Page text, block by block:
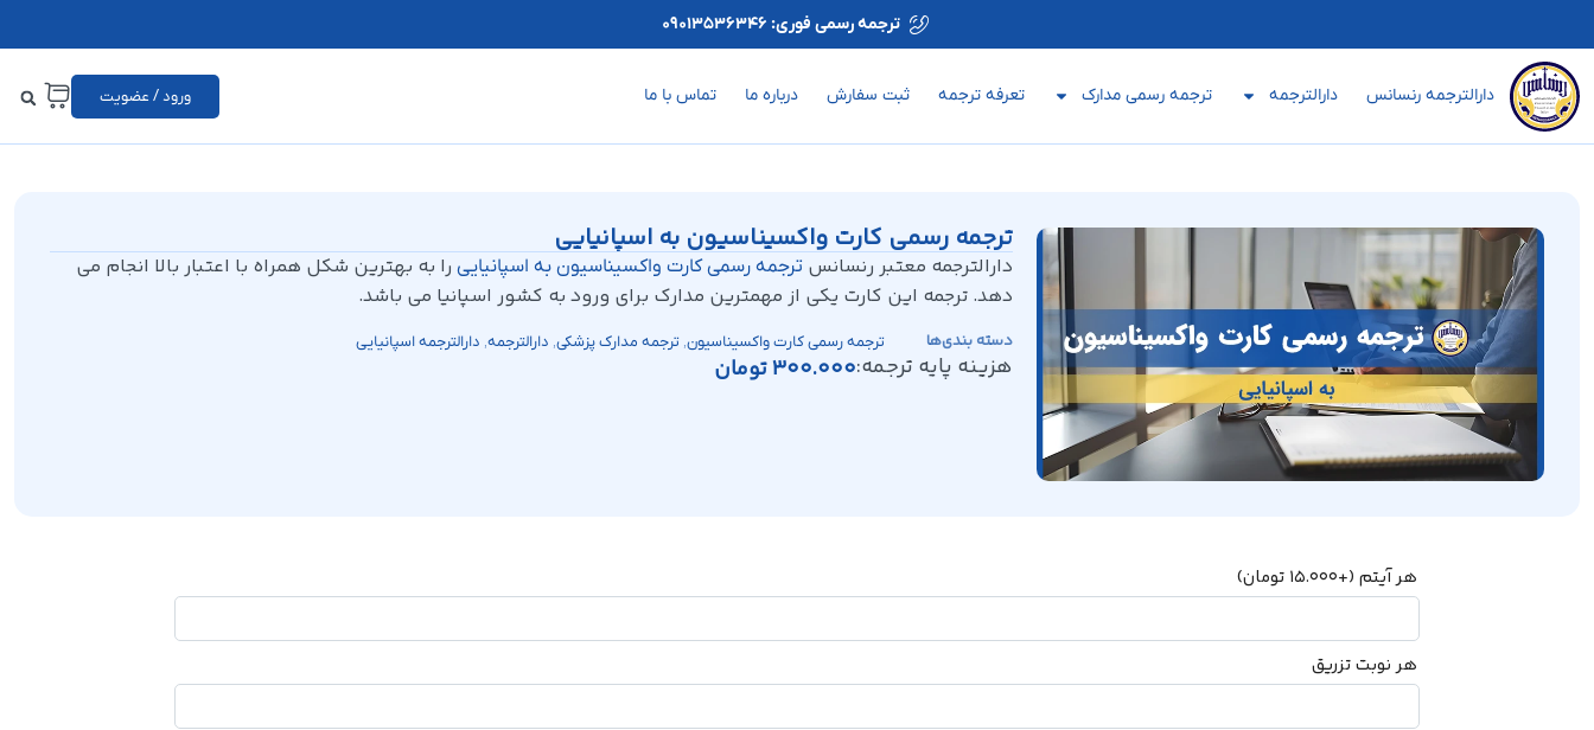
ترجمه رسمی فوری: 09013536346
دارالترجمه رنسانس دارالترجمه ترجمه رسمی مدارک تعرفه ترجمه ثبت سفارش درباره ما تماس با ما ورود / عضویت
ترجمه رسمی کارت واکسیناسیون به اسپانیایی
دارالترجمه معتبر رنسانس ترجمه رسمی کارت واکسیناسیون به اسپانیایی را به بهترین شکل همراه با اعتبار بالا انجام می
دهد. ترجمه این کارت یکی از مهمترین مدارک برای ورود به کشور اسپانیا می باشد.
دسته بندی‌ها ترجمه رسمی کارت واکسیناسیون, ترجمه مدارک پزشکی, دارالترجمه, دارالترجمه اسپانیایی
هزینه پایه ترجمه:300.000تومان
هر آیتم (+
15.000 تومان)
هر نوبت تزریق